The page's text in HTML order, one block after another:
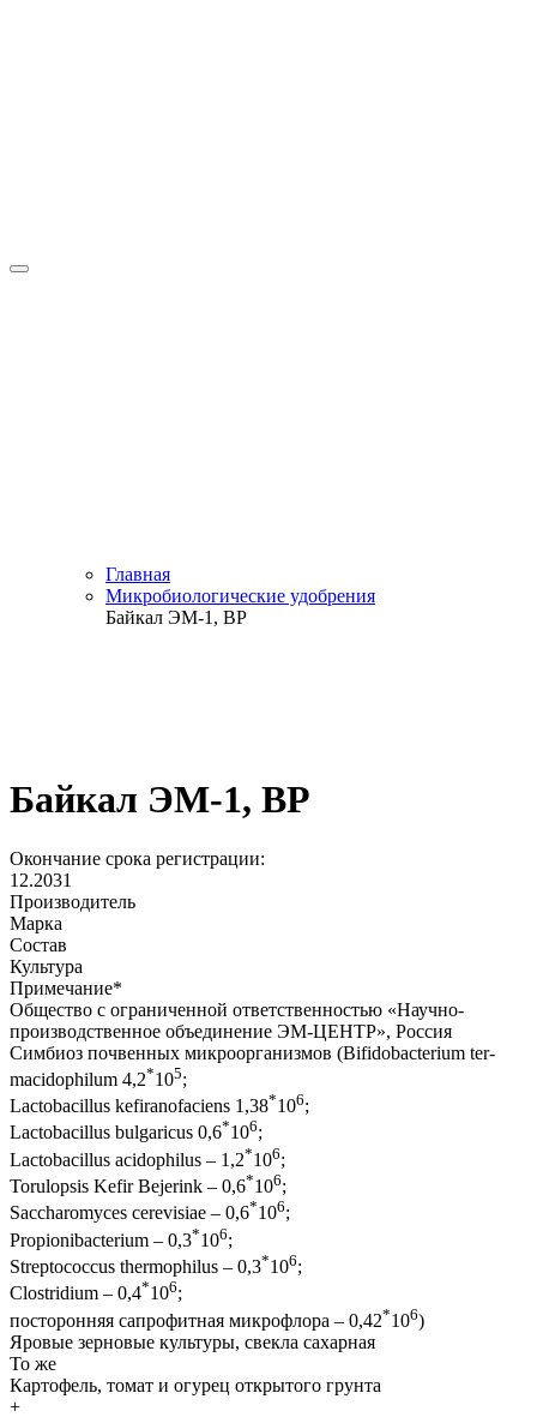
Главная
Микробиологические удобрения
Байкал ЭМ-1, ВР
Байкал ЭМ-1, ВР
Окончание срока регистрации:
12.2031
Производитель
Марка
Состав
Культура
Примечание*
Общество с ограниченной ответственностью «Научно-
производственное объединение ЭМ-ЦЕНТР», Россия
Симбиоз почвенных микроорганизмов (Bifidobacterium ter-
macidophilum 4,2*105;
Lactobacillus kefiranofaciens 1,38*106;
Lactobacillus bulgaricus 0,6*106;
Lactobacillus acidophilus – 1,2*106;
Torulopsis Kefir Bejerink – 0,6*106;
Saccharomyces cerevisiae – 0,6*106;
Propionibacterium – 0,3*106;
Streptococcus thermophilus – 0,3*106;
Clostridium – 0,4*106;
посторонняя сапрофитная микрофлора – 0,42*106)
Яровые зерновые культуры, свекла сахарная
То же
Картофель, томат и огурец открытого грунта
+